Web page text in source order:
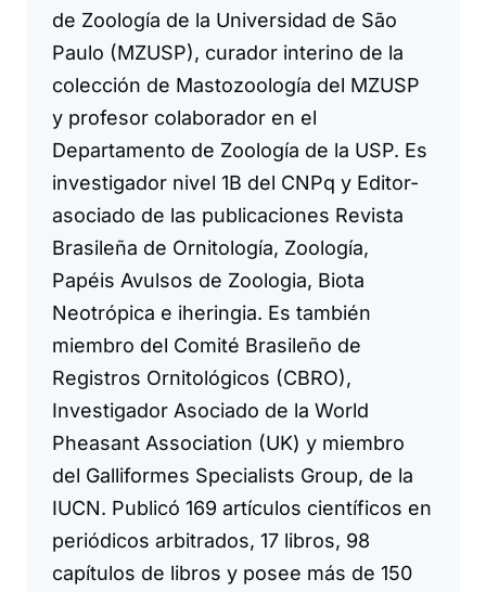
de Zoología de la Universidad de São
Paulo (MZUSP), curador interino de la
colección de Mastozoología del MZUSP
y profesor colaborador en el
Departamento de Zoología de la USP. Es
investigador nivel 1B del CNPq y Editor-
asociado de las publicaciones Revista
Brasileña de Ornitología, Zoología,
Papéis Avulsos de Zoologia, Biota
Neotrópica e iheringia. Es también
miembro del Comité Brasileño de
Registros Ornitológicos (CBRO),
Investigador Asociado de la World
Pheasant Association (UK) y miembro
del Galliformes Specialists Group, de la
IUCN. Publicó 169 artículos científicos en
periódicos arbitrados, 17 libros, 98
capítulos de libros y posee más de 150